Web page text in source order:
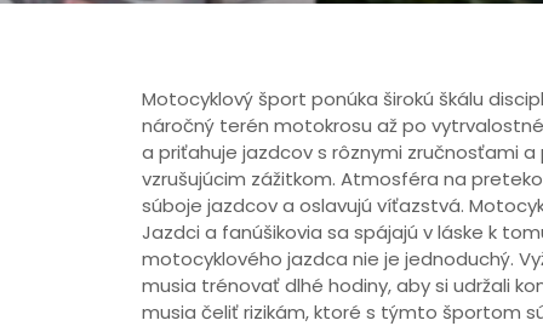
Motocyklový šport ponúka širokú škálu
náročný terén motokrosu až po
a priťahuje jazdcov s rôznymi zručnosťami
vzrušujúcim zážitkom. Atmosféra na
súboje jazdcov a oslavujú víťazstvá.
Jazdci a fanúšikovia sa spájajú v láske k
motocyklového jazdca nie je jednoduchý.
musia trénovať dlhé hodiny, aby si udržali
musia čeliť rizikám, ktoré s týmto športom